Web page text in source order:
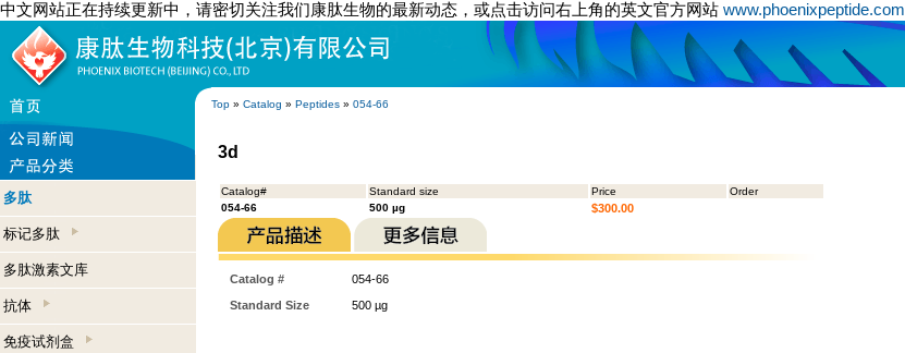
中文网站正在持续更新中，请密切关注我们康肽生物的最新动态，或点击访问右上角的英文官方网站 www.phoenixpeptide.com
Top » Catalog » Peptides » 054-66
多肽
标记多肽
多肽激素文库
抗体
免疫试剂盒
3d
Catalog# Standard size Price
Order
054-66
500 µg $300.00
Catalog #
054-66
Standard Size
500 µg